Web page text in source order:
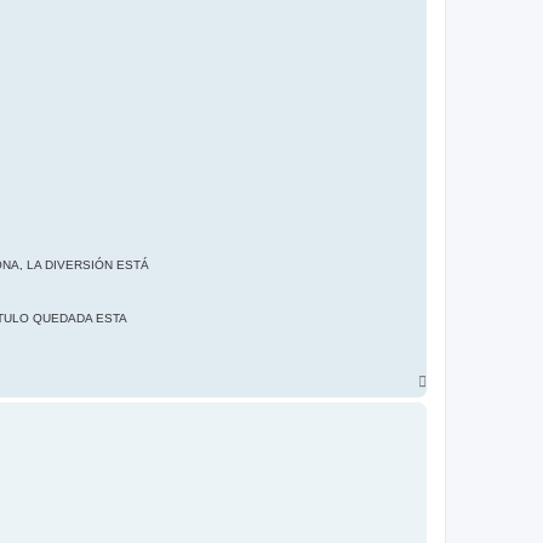
LA DIVERSIÓN ESTÁ
QUEDADA ESTA
r